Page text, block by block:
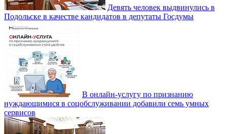
Девять человек выдвинулись в
Подольске в качестве кандидатов в депутаты Госдумы
В онлайн-услугу по признанию
нуждающимися в соцобслуживании добавили семь умных
сервисов